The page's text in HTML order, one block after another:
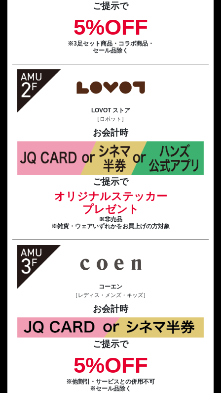
ご提示で
5%OFF
※3足セット商品・コラボ商品・
セール品除く
LOVOT ストア
［ロボット］
お会計時
ご提示で
オリジナルステッカー
プレゼント
※非売品
※雑貨・ウェアいずれかをお買上げの方対象
コーエン
［レディス・メンズ・キッズ］
お会計時
ご提示で
5%OFF
※他割引・サービスとの併用不可
※セール品除く